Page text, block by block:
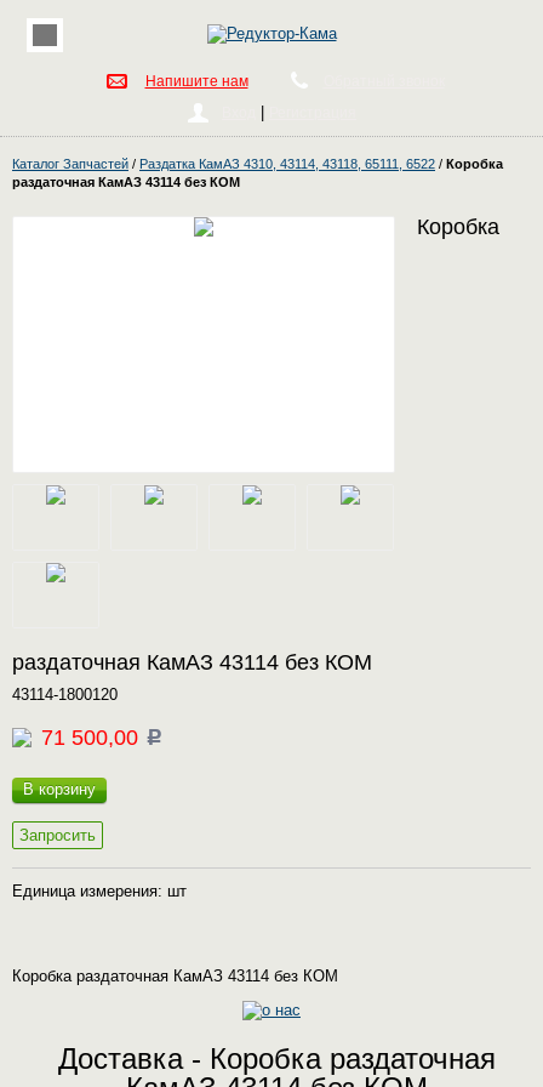
Напишите нам
Каталог Запчастей / Раздатка КамАЗ 4310, 43114, 43118, 65111, 6522 / Коробка
раздаточная КамАЗ 43114 без КОМ
Коробка
раздаточная КамАЗ 43114 без КОМ
43114-1800120
71 500,00 c
В корзину
Запросить
Единица измерения: шт
Коробка раздаточная КамАЗ 43114 без КОМ
Доставка - Коробка раздаточная